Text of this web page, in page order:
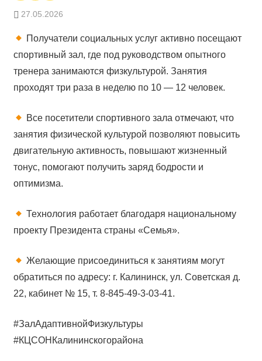
27.05.2026
Получатели социальных услуг активно посещают
спортивный зал, где под руководством опытного
тренера занимаются физкультурой. Занятия
проходят три раза в неделю по 10 — 12 человек.
Все посетители спортивного зала отмечают, что
занятия физической культурой позволяют повысить
двигательную активность, повышают жизненный
тонус, помогают получить заряд бодрости и
оптимизма.
Технология работает благодаря национальному
проекту Президента страны «Семья».
Желающие присоединиться к занятиям могут
обратиться по адресу: г. Калининск, ул. Советская д.
22, кабинет № 15, т. 8-845-49-3-03-41.
#ЗалАдаптивнойФизкультуры
#КЦСОНКалининскогорайона